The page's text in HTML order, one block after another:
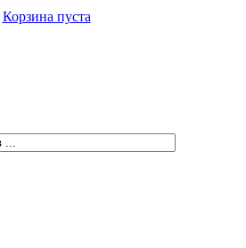
Корзина пуста